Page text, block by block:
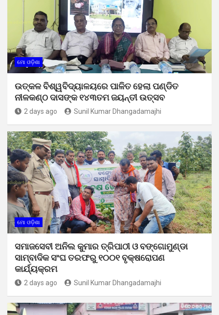
ମୋ ଓଡ଼ିଶା
ଉତ୍କଳ ବିଶ୍ୱବିଦ୍ୟାଳୟରେ ପାଳିତ ହେଲା ପଣ୍ଡିତ
ନୀଳକଣ୍ଠ ଦାସଙ୍କ ୧୪୩ତମ ଜୟନ୍ତୀ ଉତ୍ସବ
2 days ago Sunil Kumar Dhangadamajhi
ମୋ ଓଡ଼ିଶା
ସମାଜସେବୀ ଅନିଲ କୁମାର ତ୍ରିପାଠୀ ଓ ବଙ୍ଗୋମୁଣ୍ଡା
ସାମ୍ବାଦିକ ସଂଘ ତରଫରୁ ୧୦୦୧ ବୃକ୍ଷରୋପଣ
କାର୍ଯ୍ୟକ୍ରମ
2 days ago Sunil Kumar Dhangadamajhi